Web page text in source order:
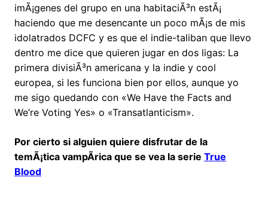
imÃ¡genes del grupo en una habitaciÃ³n estÃ¡
haciendo que me desencante un poco mÃ¡s de mis
idolatrados DCFC y es que el indie-taliban que llevo
dentro me dice que quieren jugar en dos ligas: La
primera divisiÃ³n americana y la indie y cool
europea, si les funciona bien por ellos, aunque yo
me sigo quedando con «We Have the Facts and
We’re Voting Yes» o «Transatlanticism».
Por cierto si alguien quiere disfrutar de la
temÃ¡tica vampÃ­rica que se vea la serie True
Blood